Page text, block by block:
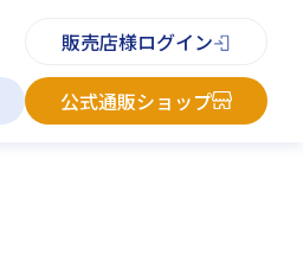
販売店様ログイン
公式通販ショップ
お知らせ お問い合わせ